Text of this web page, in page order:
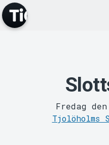
Fredag
Tjolöholms